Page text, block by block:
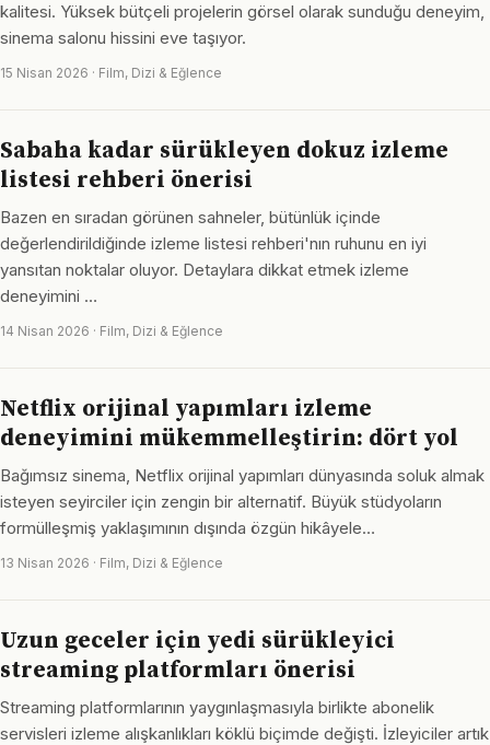
kalitesi. Yüksek bütçeli projelerin görsel olarak sunduğu deneyim,
sinema salonu hissini eve taşıyor.
15 Nisan 2026 · Film, Dizi & Eğlence
Sabaha kadar sürükleyen dokuz izleme
listesi rehberi önerisi
Bazen en sıradan görünen sahneler, bütünlük içinde
değerlendirildiğinde izleme listesi rehberi'nın ruhunu en iyi
yansıtan noktalar oluyor. Detaylara dikkat etmek izleme
deneyimini …
14 Nisan 2026 · Film, Dizi & Eğlence
Netflix orijinal yapımları izleme
deneyimini mükemmelleştirin: dört yol
Bağımsız sinema, Netflix orijinal yapımları dünyasında soluk almak
isteyen seyirciler için zengin bir alternatif. Büyük stüdyoların
formülleşmiş yaklaşımının dışında özgün hikâyele…
13 Nisan 2026 · Film, Dizi & Eğlence
Uzun geceler için yedi sürükleyici
streaming platformları önerisi
Streaming platformlarının yaygınlaşmasıyla birlikte abonelik
servisleri izleme alışkanlıkları köklü biçimde değişti. İzleyiciler artık